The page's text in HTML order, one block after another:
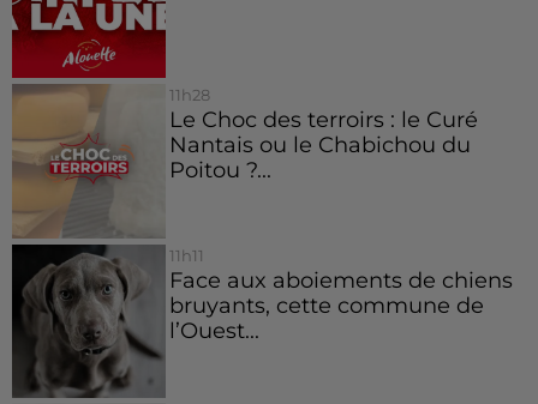
11h28
Le Choc des terroirs : le Curé
Nantais ou le Chabichou du
Poitou ?...
11h11
Face aux aboiements de chiens
bruyants, cette commune de
l’Ouest...